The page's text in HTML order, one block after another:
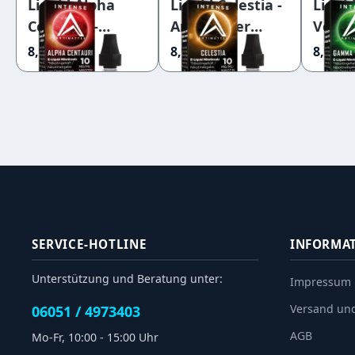
Liquid Alpha
Centauri -
Antimatter
Intense
8,95 €
Liquid Celestia -
Antimatter
Intense
Nikotinsalz
8,95 € 8,95 €
SERVICE-HOTLINE
Unterstützung und Beratung unter:
06051 / 4973403
Mo-Fr, 10:00 - 15:00 Uhr
Impressum
Versand
AGB